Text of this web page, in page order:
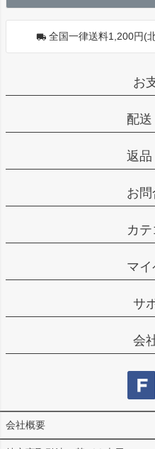
全国一律送料1,200円(
お
配
返品
お
カ
マ
サ
会
会社概要